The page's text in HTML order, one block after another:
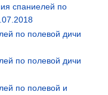
спаниелей по
по полевой дичи
по полевой дичи
по полевой и